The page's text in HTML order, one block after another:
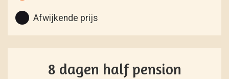
Afwijkende prijs
8 dagen half pension